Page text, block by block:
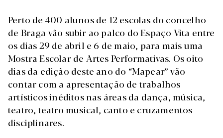
Perto de 400 alunos de 12 escolas do concelho
de Braga vão subir ao palco do Espaço Vita entre
os dias 29 de abril e 6 de maio, para mais uma
Mostra Escolar de Artes Performativas. Os oito
dias da edição deste ano do “Mapear” vão
contar com a apresentação de trabalhos
artísticos inéditos nas áreas da dança, música,
teatro, teatro musical, canto e cruzamentos
disciplinares.